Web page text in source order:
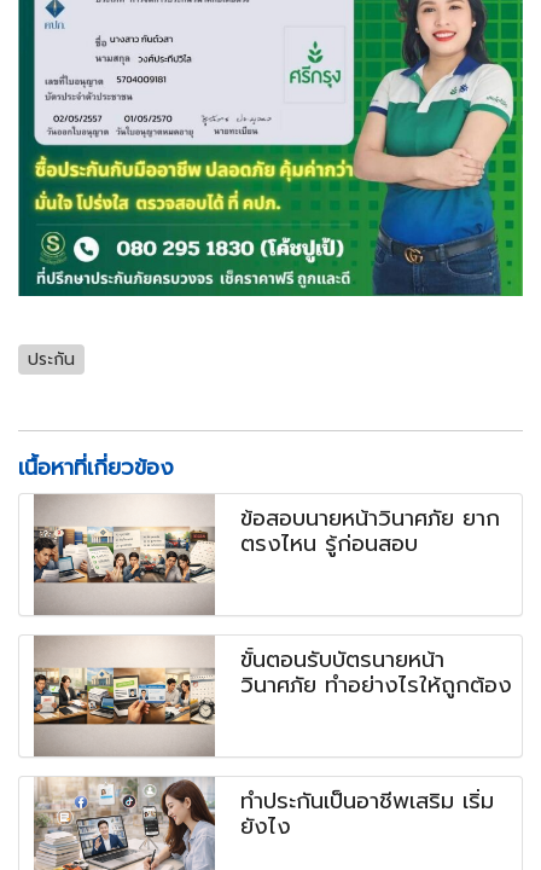
ประกัน
เนื้อหาที่เกี่ยวข้อง
ข้อสอบนายหน้าวินาศภัย ยาก
ตรงไหน รู้ก่อนสอบ
ขั้นตอนรับบัตรนายหน้า
วินาศภัย ทำอย่างไรให้ถูกต้อง
ทำประกันเป็นอาชีพเสริม เริ่ม
ยังไง